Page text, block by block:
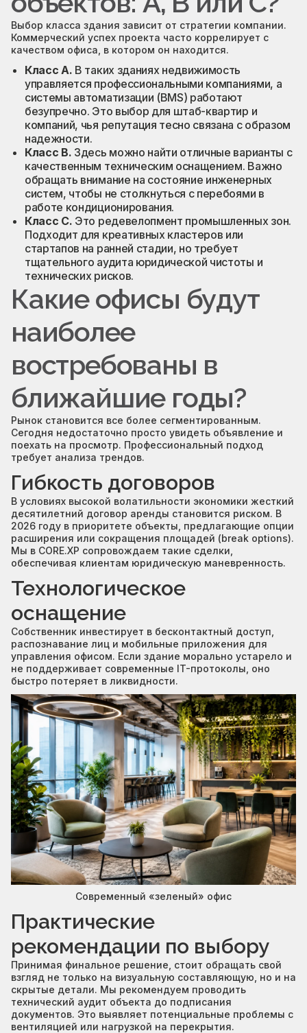
Выбор класса здания зависит от стратегии компании.
Коммерческий успех проекта часто коррелирует с
качеством офиса, в котором он находится.
Класс A. В таких зданиях недвижимость
управляется профессиональными компаниями, а
системы автоматизации (BMS) работают
безупречно. Это выбор для штаб-квартир и
компаний, чья репутация тесно связана с образом
надежности.
Класс B. Здесь можно найти отличные варианты с
качественным техническим оснащением. Важно
обращать внимание на состояние инженерных
систем, чтобы не столкнуться с перебоями в
работе кондиционирования.
Класс C. Это редевелопмент промышленных зон.
Подходит для креативных кластеров или
стартапов на ранней стадии, но требует
тщательного аудита юридической чистоты и
технических рисков.
Какие офисы будут
наиболее
востребованы в
ближайшие годы?
Рынок становится все более сегментированным.
Сегодня недостаточно просто увидеть объявление и
поехать на просмотр. Профессиональный подход
требует анализа трендов.
Гибкость договоров
В условиях высокой волатильности экономики жесткий
десятилетний договор аренды становится риском. В
2026 году в приоритете объекты, предлагающие опции
расширения или сокращения площадей (break options).
Мы в CORE.XP сопровождаем такие сделки,
обеспечивая клиентам юридическую маневренность.
Технологическое
оснащение
Собственник инвестирует в бесконтактный доступ,
распознавание лиц и мобильные приложения для
управления офисом. Если здание морально устарело и
не поддерживает современные IT-протоколы, оно
быстро потеряет в ликвидности.
Современный «зеленый» офис
Практические
рекомендации по выбору
Принимая финальное решение, стоит обращать свой
взгляд не только на визуальную составляющую, но и на
скрытые детали. Мы рекомендуем проводить
технический аудит объекта до подписания
документов. Это выявляет потенциальные проблемы с
вентиляцией или нагрузкой на перекрытия.